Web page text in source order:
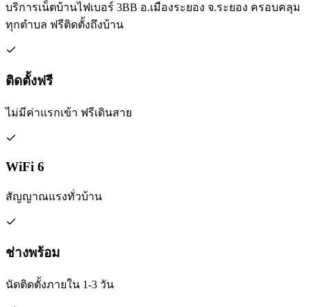
บริการเน็ตบ้านไฟเบอร์ 3BB อ.เมืองระยอง จ.ระยอง ครอบคลุม
ทุกตำบล ฟรีติดตั้งถึงบ้าน
ติดตั้งฟรี
ไม่มีค่าแรกเข้า ฟรีเดินสาย
WiFi 6
สัญญาณแรงทั่วบ้าน
ช่างพร้อม
นัดติดตั้งภายใน 1-3 วัน